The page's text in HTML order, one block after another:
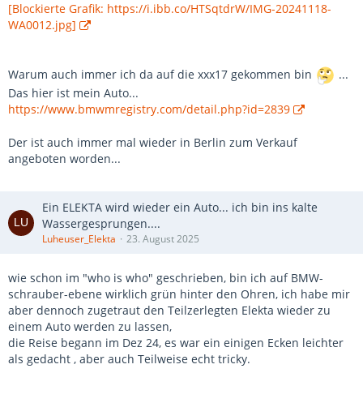
[Blockierte Grafik: https://i.ibb.co/HTSqtdrW/IMG-20241118-
WA0012.jpg]
Warum auch immer ich da auf die xxx17 gekommen bin
...
Das hier ist mein Auto...
https://www.bmwmregistry.com/detail.php?id=2839
Der ist auch immer mal wieder in Berlin zum Verkauf
angeboten worden...
Ein ELEKTA wird wieder ein Auto... ich bin ins kalte
Wassergesprungen....
Luheuser_Elekta 23. August 2025
wie schon im "who is who" geschrieben, bin ich auf BMW-
schrauber-ebene wirklich grün hinter den Ohren, ich habe mir
aber dennoch zugetraut den Teilzerlegten Elekta wieder zu
einem Auto werden zu lassen,
die Reise begann im Dez 24, es war ein einigen Ecken leichter
als gedacht , aber auch Teilweise echt tricky.